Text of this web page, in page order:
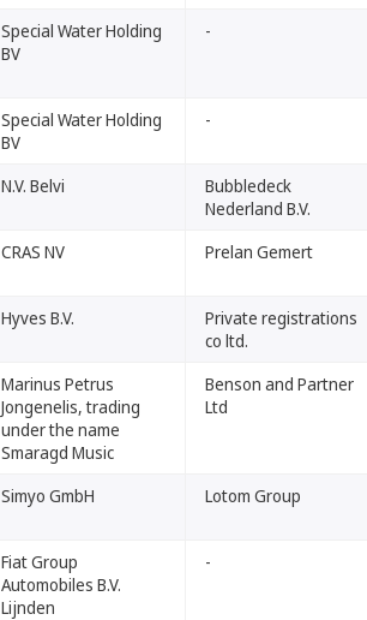
Special Water Holding
BV
-
Special Water Holding
BV
-
N.V. Belvi
Bubbledeck
Nederland B.V.
CRAS NV Prelan Gemert
Hyves B.V.
Private registrations
co ltd.
Marinus Petrus
Jongenelis, trading
under the name
Smaragd Music
Benson and Partner
Ltd
Simyo GmbH Lotom Group
Fiat Group
Automobiles B.V.
Lijnden
-